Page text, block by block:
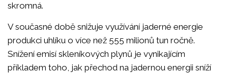
skromná.
V současné době snižuje využívání jaderné energie
produkci uhlíku o více než 555 milionů tun ročně.
Snížení emisí skleníkových plynů je vynikajícím
příkladem toho, jak přechod na jadernou energii sníží